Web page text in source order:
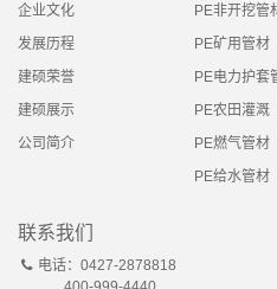
企业文化
发展历程
建硕荣誉
建硕展示
公司简介
PE非开挖管
PE矿用管材
PE电力护套
PE农田灌溉
PE燃气管材
PE给水管材
联系我们
电话：0427-2878818